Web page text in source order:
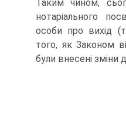
Таким чином,
нотаріального
особи про вихід
того, як Законом
були внесені зміни